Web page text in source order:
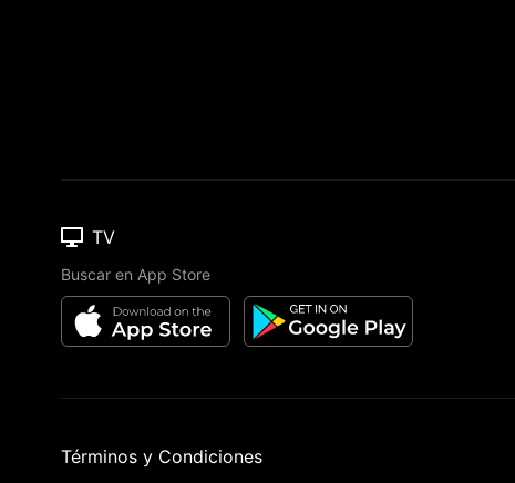
TV
Buscar en App Store
Términos y Condiciones